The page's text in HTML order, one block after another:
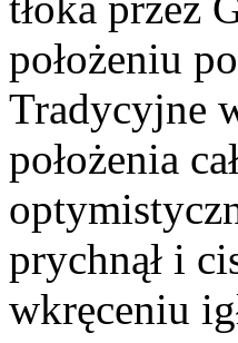
położeniu
Tradycyjne
położenia
prychnął i
wkręceniu